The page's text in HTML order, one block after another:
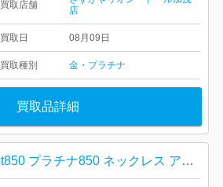
買取店舗
店
買取日 08月09日
買取種別 金・プラチナ
買取品詳細
Pt850 プラチナ850 ネックレス アクセサリー